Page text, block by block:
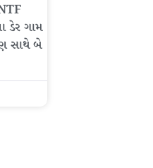
ડેર ગામ
સાથે બે